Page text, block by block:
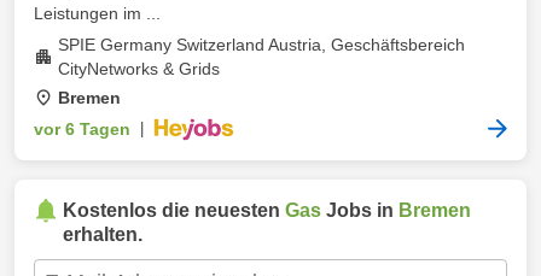
Leistungen im ...
SPIE Germany Switzerland Austria, Geschäftsbereich
CityNetworks & Grids
Bremen
vor 6 Tagen
Kostenlos die neuesten Gas Jobs in Bremen
erhalten.